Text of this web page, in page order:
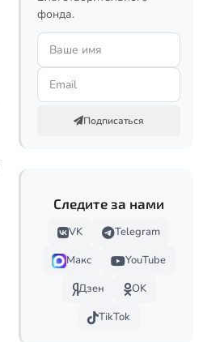
фонда.
Подписаться
Следите за нами
VK
Telegram
Макс
YouTube
Дзен
OK
TikTok